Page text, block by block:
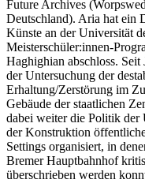
Future Archives
Deutschland). Aria hat ein
Künste an der Universität
Meisterschüler:innen-
Haghighian abschloss.
der Untersuchung der
Erhaltung/Zerstörung im
Gebäude der staatlichen
dabei weiter die Politik der
der Konstruktion
Settings organisiert, in
Bremer Hauptbahnhof
überschrieben werden